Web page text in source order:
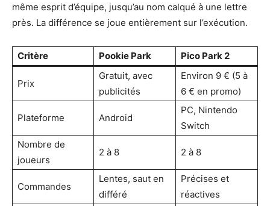
même esprit d’équipe, jusqu’au nom calqué à une lettre
près. La différence se joue entièrement sur l’exécution.
Critère Pookie Park Pico Park 2
Prix
Gratuit, avec
publicités
Environ 9 € (5 à
6 € en promo)
Plateforme Android
PC, Nintendo
Switch
Nombre de
joueurs
2 à 8 2 à 8
Commandes
Lentes, saut en
différé
Précises et
réactives